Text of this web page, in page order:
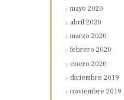
mayo2020
abril2020
marzo2020
febrero2020
enero2020
diciembre2019
noviembre2019